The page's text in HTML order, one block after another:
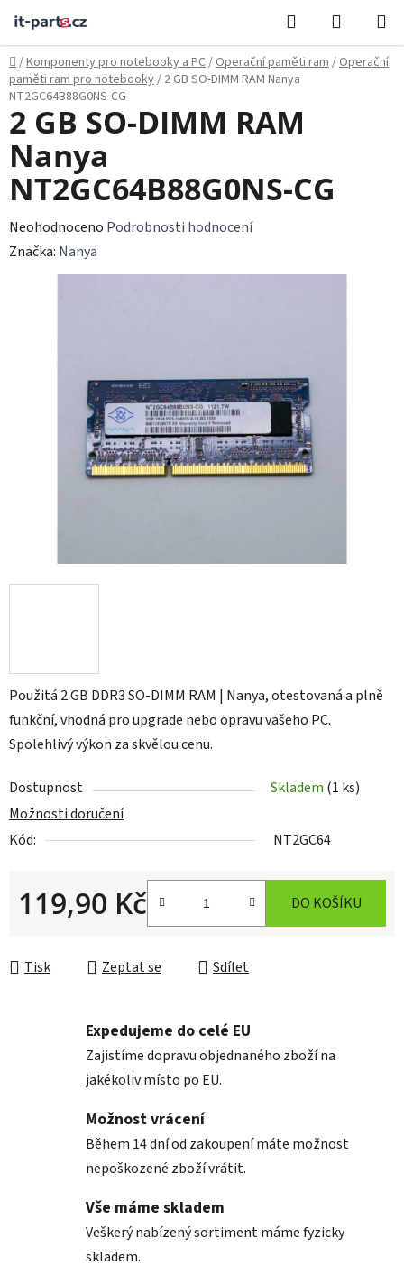
obsah
Hledat
KOŠÍK
Domů
/Komponenty pro notebooky a PC/Operační paměti ram/Operační
paměti ram pro notebooky/ 2 GB SO-DIMM RAM Nanya
NT2GC64B88G0NS-CG
Použitá 2 GB DDR3 SO-DIMM RAM | Nanya, otestovaná a plně
funkční, vhodná pro upgrade nebo opravu vašeho PC.
Spolehlivý výkon za skvělou cenu.
Dostupnost Skladem (1 ks)
Možnosti doručení
Kód:
NT2GC64
119,90 Kč DO KOŠÍKU
Tisk Zeptat se Sdílet
2 GB SO-DIMM RAM
Nanya
NT2GC64B88G0NS-CG
Průměrné
hodnocení
produktu
Neohodnoceno Podrobnosti hodnocení
Značka: Nanya
Expedujeme do celé EU
Zajistíme dopravu objednaného zboží na
jakékoliv místo po EU.
Možnost vrácení
Během 14 dní od zakoupení máte možnost
nepoškozené zboží vrátit.
Vše máme skladem
Veškerý nabízený sortiment máme fyzicky
skladem.